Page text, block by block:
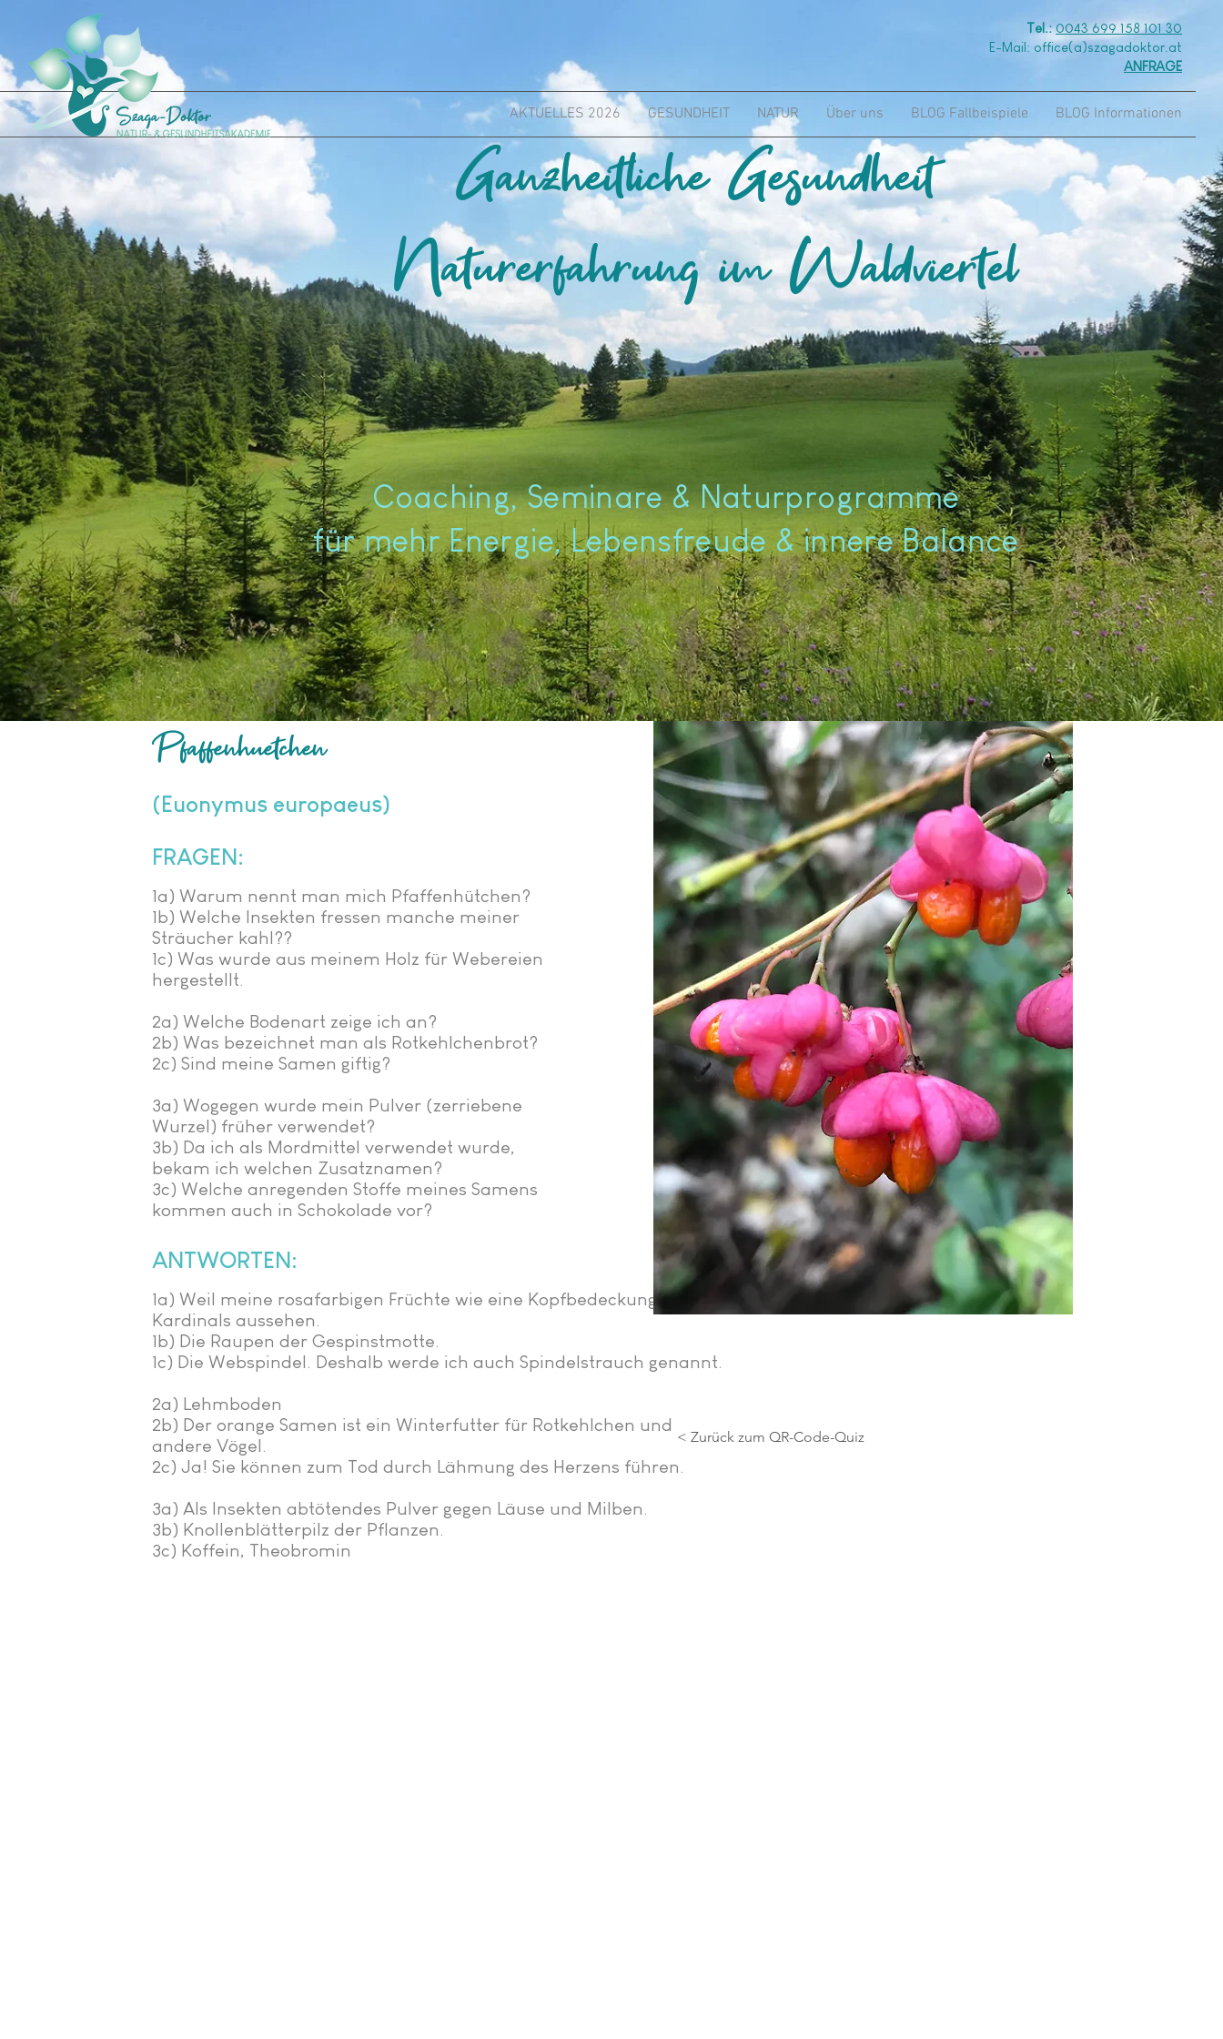
AKTUELLES 2026 GESUNDHEIT NATUR Über uns BLOG Fallbeispiele BLOG Informationen
Tel.: 0043 699 158 101 30
E-Mail: office(a)szagadoktor.at
ANFRAGE
Ganzheitliche Gesundheit
Naturerfahrung im Waldviertel
​Coaching, Seminare & Naturprogramme
für mehr Energie, Lebensfreude & innere Balance
Pfaffenhuetchen
(Euonymus europaeus)
FRAGEN:
1a) Warum nennt man mich Pfaffenhütchen?
1b) Welche Insekten fressen manche meiner
Sträucher kahl??
1c) Was wurde aus meinem Holz für Webereien
hergestellt.
2a) Welche Bodenart zeige ich an?
2b) Was bezeichnet man als Rotkehlchenbrot?
2c) Sind meine Samen giftig?
3a) Wogegen wurde mein Pulver (zerriebene
Wurzel) früher verwendet?
3b) Da ich als Mordmittel verwendet wurde,
bekam ich welchen Zusatznamen?
3c) Welche anregenden Stoffe meines Samens
kommen auch in Schokolade vor?
ANTWORTEN:
1a) Weil meine rosafarbigen Früchte wie eine Kopfbedeckung eines
Kardinals aussehen.
1b) Die Raupen der Gespinstmotte.
1c) Die Webspindel. Deshalb werde ich auch Spindelstrauch genannt.​
2a) Lehmboden
2b) Der orange Samen ist ein Winterfutter für Rotkehlchen und
andere Vögel.
2c) Ja! Sie können zum Tod durch Lähmung des Herzens führen.
3a) Als Insekten abtötendes Pulver gegen Läuse und Milben.
3b) Knollenblätterpilz der Pflanzen.
3c) Koffein, Theobromin
< Zurück zum QR-Code-Quiz